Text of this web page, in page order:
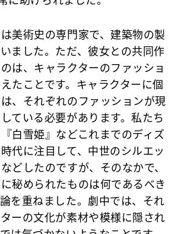
は美術史の専門家で、建築物の製
ました。ただ、彼女との共同作
は、キャラクターのファッショ
たことです。キャラクターに個
、それぞれのファッションが現
ている必要があります。私たち
白雪姫』などこれまでのディズ
代に注目して、中世のシルエッ
どしたのですが、そのなかで、
秘められたものは何であるべき
を重ねました。劇中では、それ
ーの文化が素材や模様に隠され